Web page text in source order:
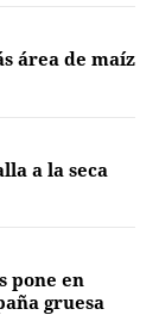
área de maíz
a la seca
pone en
gruesa